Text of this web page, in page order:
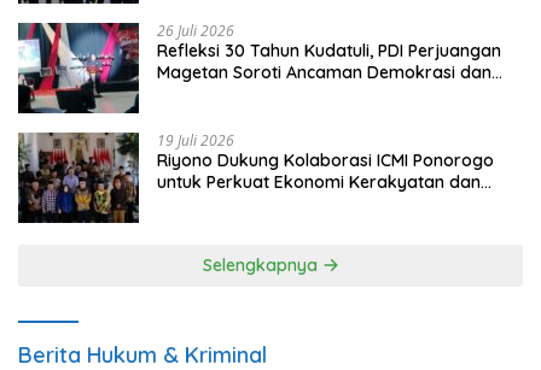
26 Juli 2026
Refleksi 30 Tahun Kudatuli, PDI Perjuangan
Magetan Soroti Ancaman Demokrasi dan
19 Juli 2026
Riyono Dukung Kolaborasi ICMI Ponorogo
untuk Perkuat Ekonomi Kerakyatan dan
Selengkapnya
Berita Hukum & Kriminal